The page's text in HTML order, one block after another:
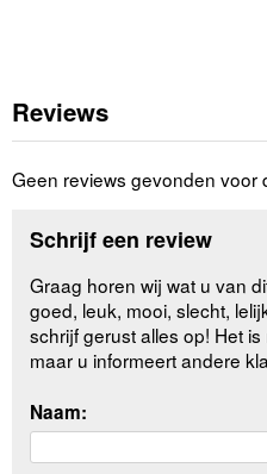
Reviews
Geen reviews gevonden voor
Schrijf een review
Graag horen wij wat u van
goed, leuk, mooi, slecht,
schrijf gerust alles op! Het
maar u informeert andere
Naam: